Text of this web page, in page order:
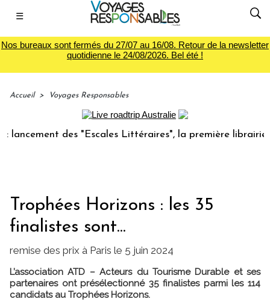
☰
Nos bureaux sont fermés du 27/07 au 16/08. Retour de la newsletter
quotidienne le 24/08/2026. Bel été !
Accueil > Voyages Responsables
des "Escales Littéraires", la première librairie du
Trophées Horizons : les 35
finalistes sont...
remise des prix à Paris le 5 juin 2024
L’association ATD – Acteurs du Tourisme Durable et ses
partenaires ont présélectionné 35 finalistes parmi les 114
candidats au Trophées Horizons.